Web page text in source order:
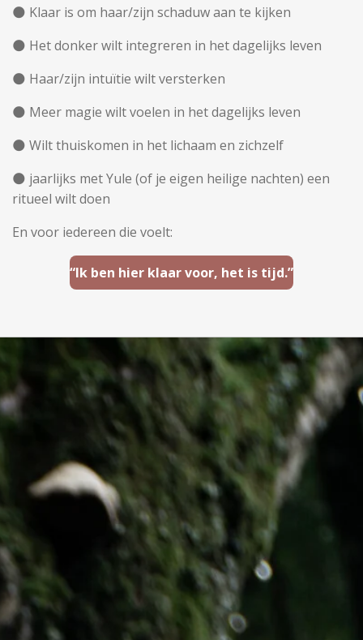
🌑 Klaar is om haar/zijn schaduw aan te kijken
🌑 Het donker wilt integreren in het dagelijks leven
🌑 Haar/zijn intuïtie wilt versterken
🌑 Meer magie wilt voelen in het dagelijks leven
🌑 Wilt thuiskomen in het lichaam en zichzelf
🌑 jaarlijks met Yule (of je eigen heilige nachten) een
ritueel wilt doen
En voor iedereen die voelt:
“Ik ben hier klaar voor, het is tijd.”